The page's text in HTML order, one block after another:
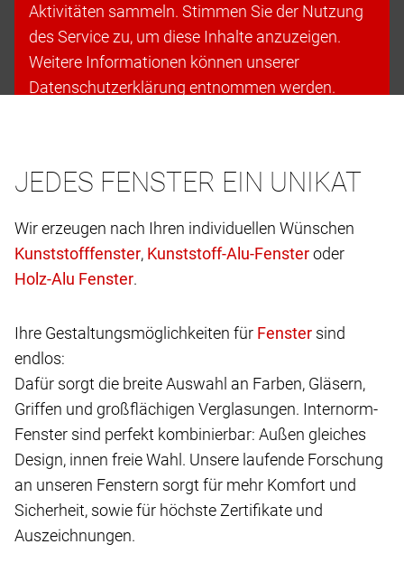
Aktivitäten sammeln. Stimmen Sie der Nutzung
des Service zu, um diese Inhalte anzuzeigen.
Weitere Informationen können unserer
Datenschutzerklärung entnommen werden.
JEDES FENSTER EIN UNIKAT
Wir erzeugen nach Ihren individuellen Wünschen
,
oder
.
Ihre Gestaltungsmöglichkeiten für
sind
endlos:
Dafür sorgt die breite Auswahl an Farben, Gläsern,
Griffen und großflächigen Verglasungen. Internorm-
Fenster sind perfekt kombinierbar: Außen gleiches
Design, innen freie Wahl. Unsere laufende Forschung
an unseren Fenstern sorgt für mehr Komfort und
Sicherheit, sowie für höchste Zertifikate und
Auszeichnungen.